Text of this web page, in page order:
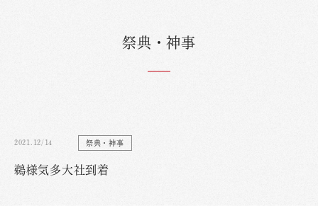
祭典・神事
2021.12/14 祭典・神事
鵜様気多大社到着